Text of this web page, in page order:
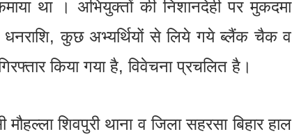
था । अभियुक्तों की निशानदेही पर मुकदमा
कुछ अभ्यर्थियों से लिये गये ब्लैंक चैक व
किया गया है, विवेचना प्रचलित है।
शिवपुरी थाना व जिला सहरसा बिहार हाल